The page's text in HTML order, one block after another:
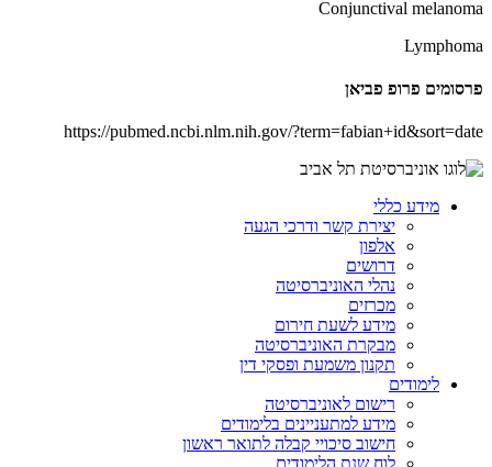
Conjunctival melanoma
Lymphoma
פרסומים פרופ פביאן
https://pubmed.ncbi.nlm.nih.gov/?term=fabian+id&sort=date
מידע כללי
יצירת קשר ודרכי הגעה
אלפון
דרושים
נהלי האוניברסיטה
מכרזים
מידע לשעת חירום
מבקרת האוניברסיטה
תקנון משמעת ופסקי דין
לימודים
רישום לאוניברסיטה
מידע למתעניינים בלימודים
חישוב סיכויי קבלה לתואר ראשון